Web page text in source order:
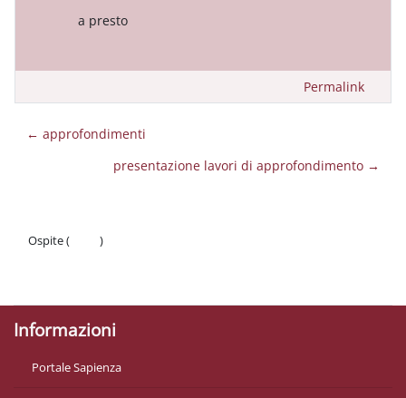
a presto
Permalink
← approfondimenti
presentazione lavori di approfondimento →
Ospite (
)
Informazioni
Portale Sapienza